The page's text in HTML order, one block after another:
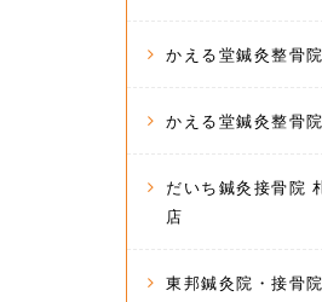
かえる堂鍼灸整骨院
かえる堂鍼灸整骨
だいち鍼灸接骨院
店
東邦鍼灸院・接骨